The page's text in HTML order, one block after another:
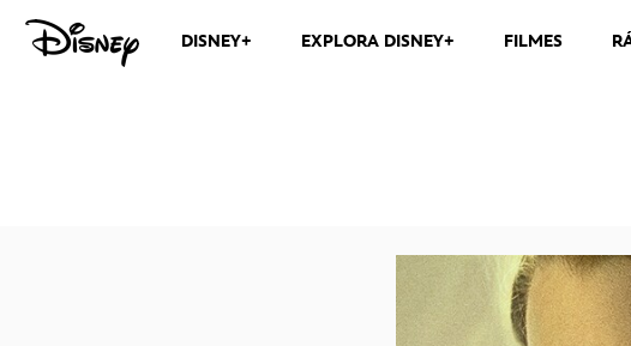
DISNEY+ EXPLORA DISNEY+ FILMES